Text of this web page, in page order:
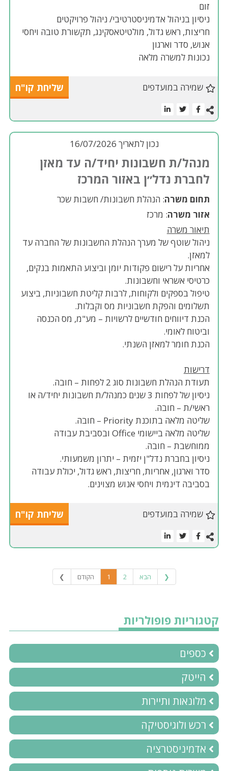
זום
ניסיון בניהול אדמיניסטרטיבי/ ניהול פרויקטים
חריצות, ראש גדול, מולטיטאסקינג, תקשורת טובה ויחסי
אנוש, סדר וארגון
נכונות למשרה מלאה
שמירה במועדפים שליחת קו"ח
נכון לתאריך 16/07/2026
מנהל/ת חשבונות יחיד/ה עד מאזן
לחברת נדל״ן באזור המרכז
תחום משרה: הנהלת חשבונות/ חשבות שכר
אזור משרה: מרכז
תיאור משרה
ניהול שוטף של מערך הנהלת החשבונות של החברה עד
למאזן.
אחריות על רישום פקודות יומן וביצוע התאמות בנקים,
כרטיסי אשראי וחשבונות.
טיפול בספקים ולקוחות, לרבות קליטת חשבוניות, ביצוע
תשלומים והפקת חשבוניות מס וקבלות.
הכנת דיווחים חודשיים לרשויות – מע"מ, מס הכנסה
וביטוח לאומי.
הכנת חומר למאזן השנתי.
דרישות
תעודת הנהלת חשבונות סוג 2 לפחות – חובה.
ניסיון של לפחות 3 שנים כמנהל/ת חשבונות יחיד/ה או
ראשי/ת – חובה.
שליטה מלאה בתוכנת Priority – חובה.
שליטה מלאה ביישומי Office ובסביבת עבודה
ממוחשבת – חובה.
ניסיון בחברת נדל"ן יזמית – יתרון משמעותי.
סדר וארגון, אחריות, חריצות, ראש גדול, יכולת עבודה
בסביבה דינמית ויחסי אנוש מצוינים.
שמירה במועדפים שליחת קו"ח
❯ הקודם 1 2 הבא ❮
קטגוריות פופולריות
כספים
הייטק
מלונאות ותיירות
רכש ולוגיסטיקה
אדמיניסטרציה